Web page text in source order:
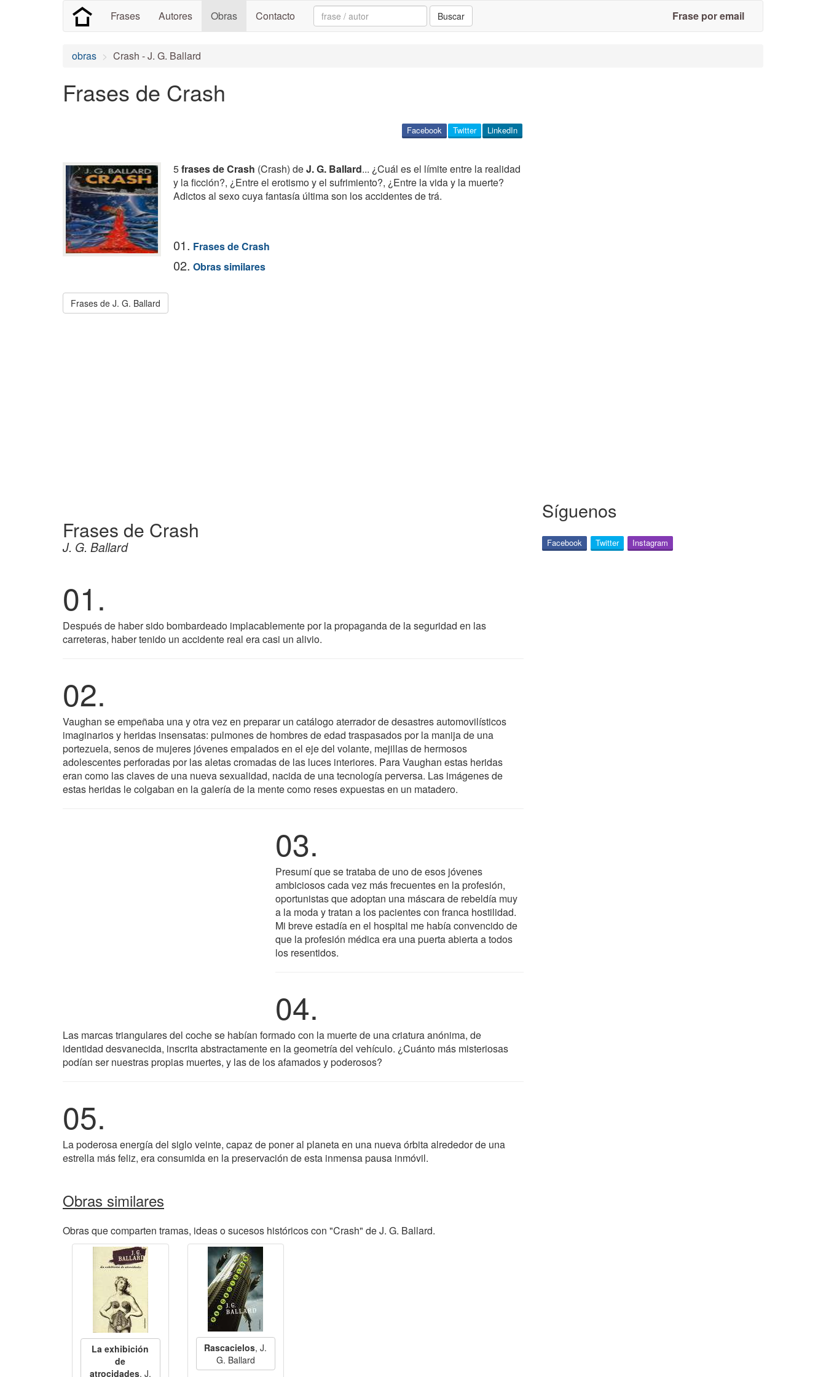
Frases Autores Obras Contacto Search: Buscar Frase por email
obras Crash - J. G. Ballard
Frases de Crash
LinkedIn
Twitter
Facebook
5frases de Crash (Crash) deJ. G. Ballard... ¿Cuál es el límite entre la realidad
y la ficción?, ¿Entre el erotismo y el sufrimiento?, ¿Entre la vida y la muerte?
Adictos al sexo cuya fantasía última son los accidentes de trá.
01. Frases de Crash
02. Obras similares
Frases de J. G. Ballard
Frases de Crash
J. G. Ballard
01.
Después de haber sido bombardeado implacablemente por la propaganda de la seguridad en las
carreteras, haber tenido un accidente real era casi un alivio.
02.
Vaughan se empeñaba una y otra vez en preparar un catálogo aterrador de desastres automovilísticos
imaginarios y heridas insensatas: pulmones de hombres de edad traspasados por la manija de una
portezuela, senos de mujeres jóvenes empalados en el eje del volante, mejillas de hermosos
adolescentes perforadas por las aletas cromadas de las luces interiores. Para Vaughan estas heridas
eran como las claves de una nueva sexualidad, nacida de una tecnología perversa. Las imágenes de
estas heridas le colgaban en la galería de la mente como reses expuestas en un matadero.
03.
Presumí que se trataba de uno de esos jóvenes
ambiciosos cada vez más frecuentes en la profesión,
oportunistas que adoptan una máscara de rebeldía muy
a la moda y tratan a los pacientes con franca hostilidad.
Mi breve estadía en el hospital me había convencido de
que la profesión médica era una puerta abierta a todos
los resentidos.
04.
Las marcas triangulares del coche se habían formado con la muerte de una criatura anónima, de
identidad desvanecida, inscrita abstractamente en la geometría del vehículo. ¿Cuánto más misteriosas
podían ser nuestras propias muertes, y las de los afamados y poderosos?
05.
La poderosa energía del siglo veinte, capaz de poner al planeta en una nueva órbita alrededor de una
estrella más feliz, era consumida en la preservación de esta inmensa pausa inmóvil.
Obras similares
Obras que comparten tramas, ideas o sucesos históricos con "Crash" de J. G. Ballard.
La exhibición
de
atrocidades, J.
Rascacielos, J.
G. Ballard
Síguenos
Facebook Twitter Instagram